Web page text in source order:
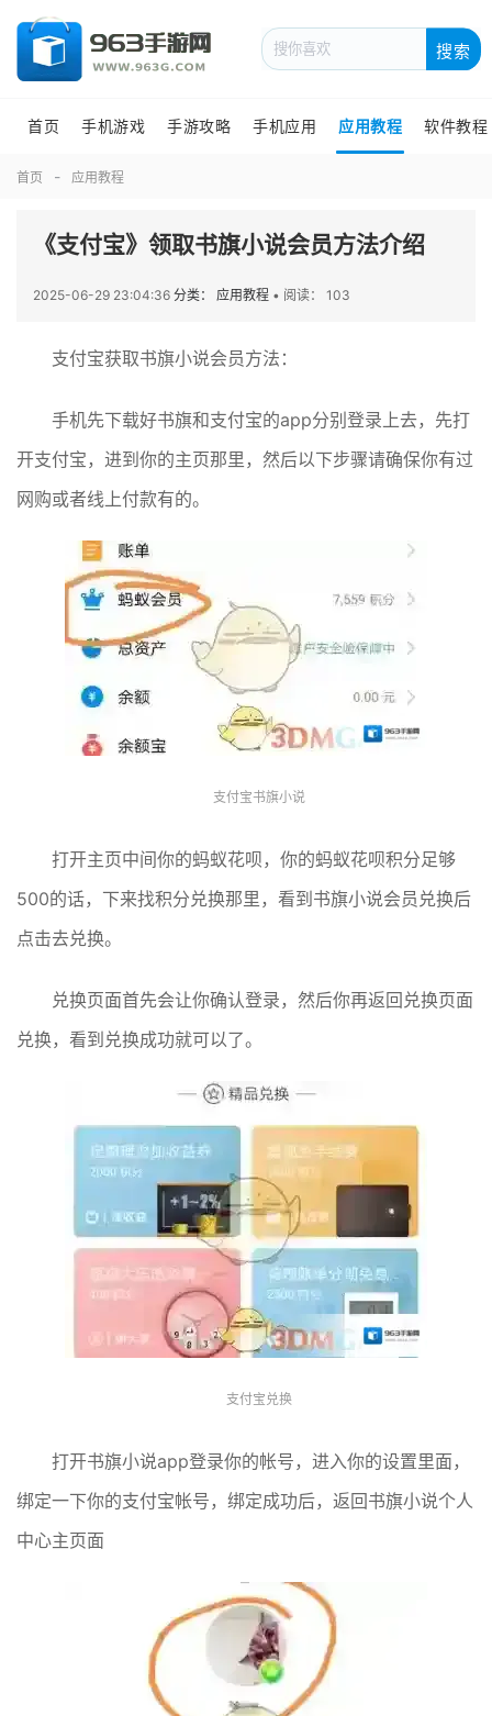
搜索
首页 手机游戏 手游攻略 手机应用 应用教程 软件教程
首页 应用教程
《支付宝》领取书旗小说会员方法介绍
2025-06-29 23:04:36 分类： 应用教程 • 阅读： 103
支付宝获取书旗小说会员方法：
手机先下载好书旗和支付宝的app分别登录上去，先打
开支付宝，进到你的主页那里，然后以下步骤请确保你有过
网购或者线上付款有的。
支付宝书旗小说
打开主页中间你的蚂蚁花呗，你的蚂蚁花呗积分足够
500的话，下来找积分兑换那里，看到书旗小说会员兑换后
点击去兑换。
兑换页面首先会让你确认登录，然后你再返回兑换页面
兑换，看到兑换成功就可以了。
支付宝兑换
打开书旗小说app登录你的帐号，进入你的设置里面，
绑定一下你的支付宝帐号，绑定成功后，返回书旗小说个人
中心主页面